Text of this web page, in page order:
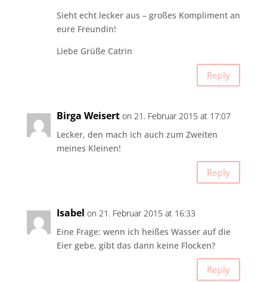
Sieht echt lecker aus – großes Kompliment an
eure Freundin!
Liebe Grüße Catrin
Reply
Birga Weisert on 21. Februar 2015 at 17:07
Lecker, den mach ich auch zum Zweiten
meines Kleinen!
Reply
Isabel on 21. Februar 2015 at 16:33
Eine Frage: wenn ich heißes Wasser auf die
Eier gebe, gibt das dann keine Flocken?
Reply